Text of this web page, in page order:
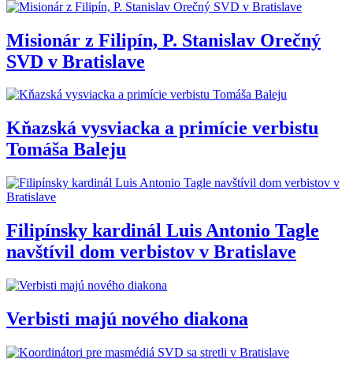
Misionár z Filipín, P. Stanislav Orečný
SVD v Bratislave
Kňazská vysviacka a primície verbistu
Tomáša Baleju
Filipínsky kardinál Luis Antonio Tagle
navštívil dom verbistov v Bratislave
Verbisti majú nového diakona